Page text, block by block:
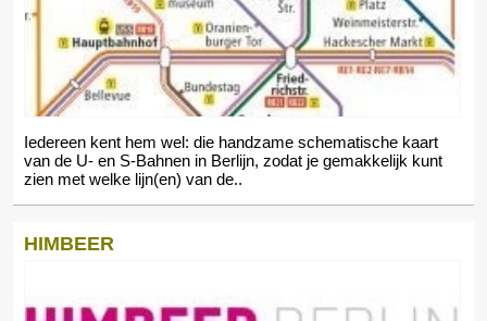
Iedereen kent hem wel: die handzame schematische kaart
van de U- en S-Bahnen in Berlijn, zodat je gemakkelijk kunt
zien met welke lijn(en) van de..
HIMBEER